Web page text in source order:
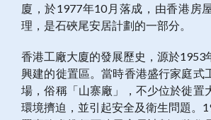
廈，於1977年10月落成，由香港房
理，是石硤尾安居計劃的一部分。
香港工廠大廈的發展歷史，源於1953
興建的徙置區。當時香港盛行家庭式
場，俗稱「山寨廠」，不少位於徙置
環境擠迫，並引起安全及衛生問題。